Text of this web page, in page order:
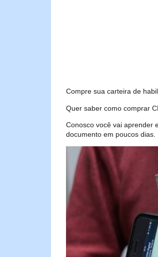
Compre sua carteira de
Quer saber como comprar
Conosco você vai aprender
documento em poucos dias.